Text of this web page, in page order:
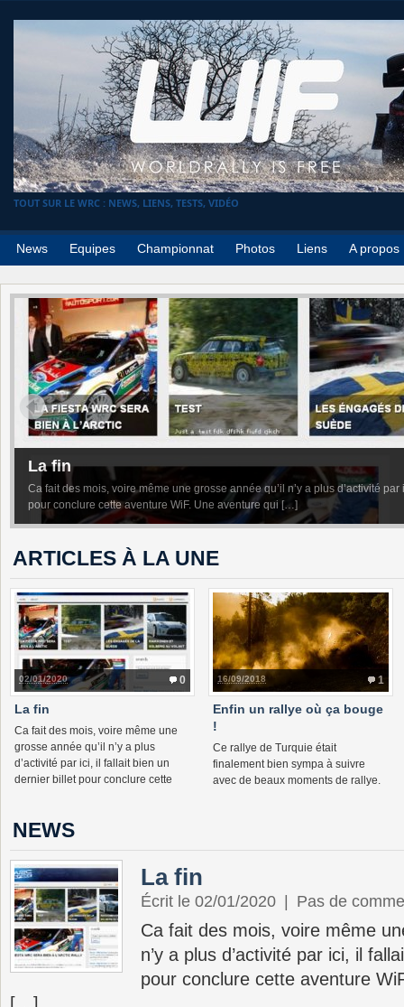
TOUT SUR LE WRC : NEWS, LIENS, TESTS, VIDÉO
News Equipes Championnat Photos Liens A propos
Enfin un rallye où ça bouge !
Ce rallye de Turquie était finalement bien sympa à suivre avec de beaux
belles passes d’armes. Quand Sébastien Ogier attaque dur dans […]
ARTICLES À LA UNE
0
02/01/2020
La fin
Ca fait des mois, voire même une
grosse année qu’il n’y a plus
d’activité par ici, il fallait bien un
dernier billet pour conclure cette
1
16/09/2018
Enfin un rallye où ça bouge
!
Ce rallye de Turquie était
finalement bien sympa à suivre
avec de beaux moments de rallye.
NEWS
La fin
Écrit le 02/01/2020 Pas de
Ca fait des mois, voire même
n’y a plus d’activité par ici, il
pour conclure cette aventure